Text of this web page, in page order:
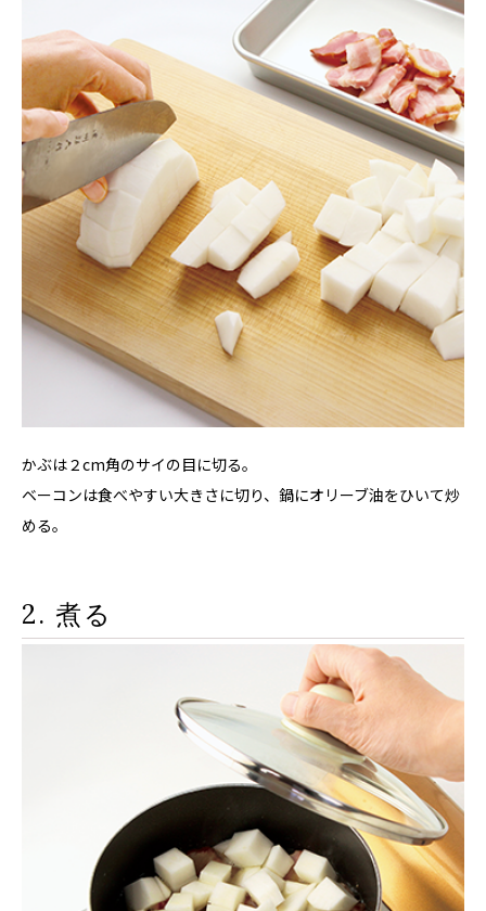
かぶは２cm角のサイの目に切る。
ベーコンは食べやすい大きさに切り、鍋にオリーブ油をひいて炒
める。
2. 煮る